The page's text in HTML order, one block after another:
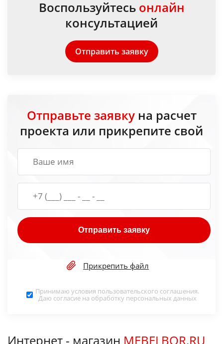
Воспользуйтесь онлайн
консультацией
Отправить заявку
Отправьте заявкуна расчет
проекта или прикрепите свой
Отправить заявку
Прикрепить файл
Принимаю условия пользовательского соглашения.
Даю согласие на обработку персональных данных
Интернет - магазин MEBELBOR.RU